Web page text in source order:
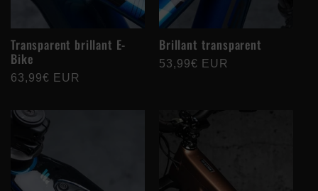
Transparent brillant E-
Bike
Prix
63,99€ EUR
Brillant transparent
Prix
53,99€ EUR